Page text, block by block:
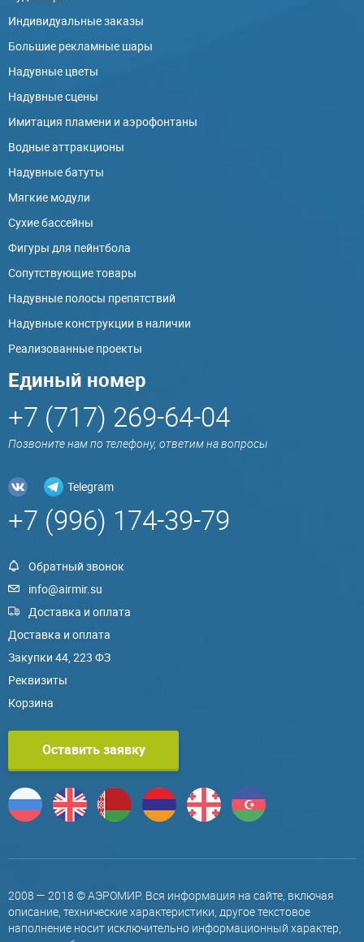
Индивидуальные заказы
Большие рекламные шары
Надувные цветы
Надувные сцены
Имитация пламени и аэрофонтаны
Водные аттракционы
Надувные батуты
Мягкие модули
Сухие бассейны
Фигуры для пейнтбола
Сопутствующие товары
Надувные полосы препятствий
Надувные конструкции в наличии
Реализованные проекты
Единый номер
+7 (717) 269-64-04
Позвоните нам по телефону, ответим на вопросы
Telegram
+7 (996) 174-39-79
Обратный звонок
info@airmir.su
Доставка и оплата
Доставка и оплата
Закупки 44, 223 ФЗ
Реквизиты
Корзина
Оставить заявку
2008 — 2018 © АЭРОМИР. Вся информация на сайте, включая
описание, технические характеристики, другое текстовое
наполнение носит исключительно информационный характер,